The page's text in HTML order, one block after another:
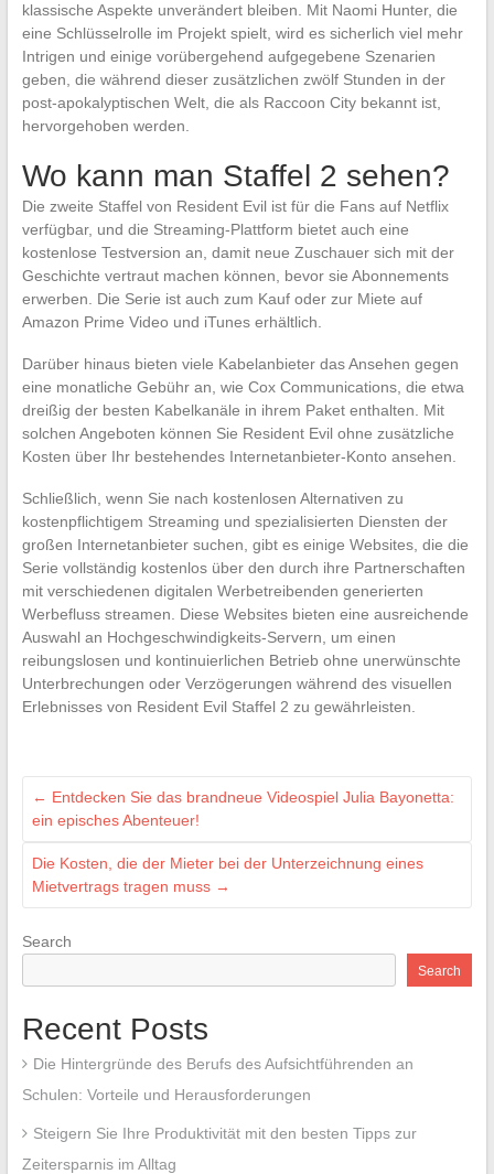
klassische Aspekte unverändert bleiben. Mit Naomi Hunter, die
eine Schlüsselrolle im Projekt spielt, wird es sicherlich viel mehr
Intrigen und einige vorübergehend aufgegebene Szenarien
geben, die während dieser zusätzlichen zwölf Stunden in der
post-apokalyptischen Welt, die als Raccoon City bekannt ist,
hervorgehoben werden.
Wo kann man Staffel 2 sehen?
Die zweite Staffel von Resident Evil ist für die Fans auf Netflix
verfügbar, und die Streaming-Plattform bietet auch eine
kostenlose Testversion an, damit neue Zuschauer sich mit der
Geschichte vertraut machen können, bevor sie Abonnements
erwerben. Die Serie ist auch zum Kauf oder zur Miete auf
Amazon Prime Video und iTunes erhältlich.
Darüber hinaus bieten viele Kabelanbieter das Ansehen gegen
eine monatliche Gebühr an, wie Cox Communications, die etwa
dreißig der besten Kabelkanäle in ihrem Paket enthalten. Mit
solchen Angeboten können Sie Resident Evil ohne zusätzliche
Kosten über Ihr bestehendes Internetanbieter-Konto ansehen.
Schließlich, wenn Sie nach kostenlosen Alternativen zu
kostenpflichtigem Streaming und spezialisierten Diensten der
großen Internetanbieter suchen, gibt es einige Websites, die die
Serie vollständig kostenlos über den durch ihre Partnerschaften
mit verschiedenen digitalen Werbetreibenden generierten
Werbefluss streamen. Diese Websites bieten eine ausreichende
Auswahl an Hochgeschwindigkeits-Servern, um einen
reibungslosen und kontinuierlichen Betrieb ohne unerwünschte
Unterbrechungen oder Verzögerungen während des visuellen
Erlebnisses von Resident Evil Staffel 2 zu gewährleisten.
← Entdecken Sie das brandneue Videospiel Julia Bayonetta:
ein episches Abenteuer!
Die Kosten, die der Mieter bei der Unterzeichnung eines
Mietvertrags tragen muss →
Search
Search
Recent Posts
Die Hintergründe des Berufs des Aufsichtführenden an
Schulen: Vorteile und Herausforderungen
Steigern Sie Ihre Produktivität mit den besten Tipps zur
Zeitersparnis im Alltag